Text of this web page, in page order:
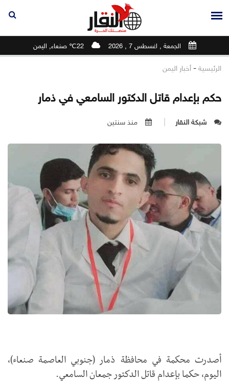
الجمعة , اغسطس 7 , 2026 22℃ صنعاء, اليمن
الرئيسية - أخبار اليمن
حكم بإعدام قاتل الدكتور السامعي في ذمار
شبكة النقار منذ سنتين
أصدرت محكمة في محافظة ذمار (جنوبي العاصمة صنعاء)،
اليوم، حكما بإعدام قاتل الدكتور جمعان السامعي.